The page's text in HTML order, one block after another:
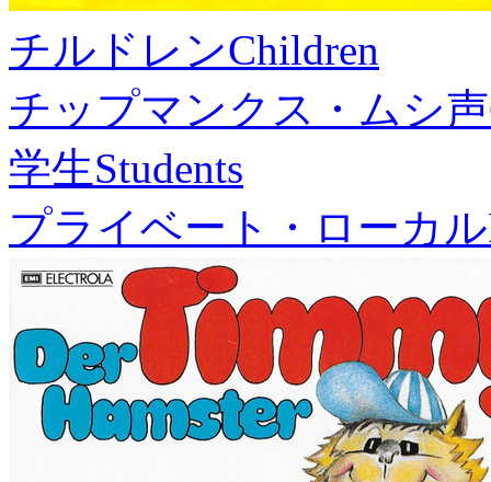
チルドレンChildren
チップマンクス・ムシ声
学生Students
プライベート・ローカル